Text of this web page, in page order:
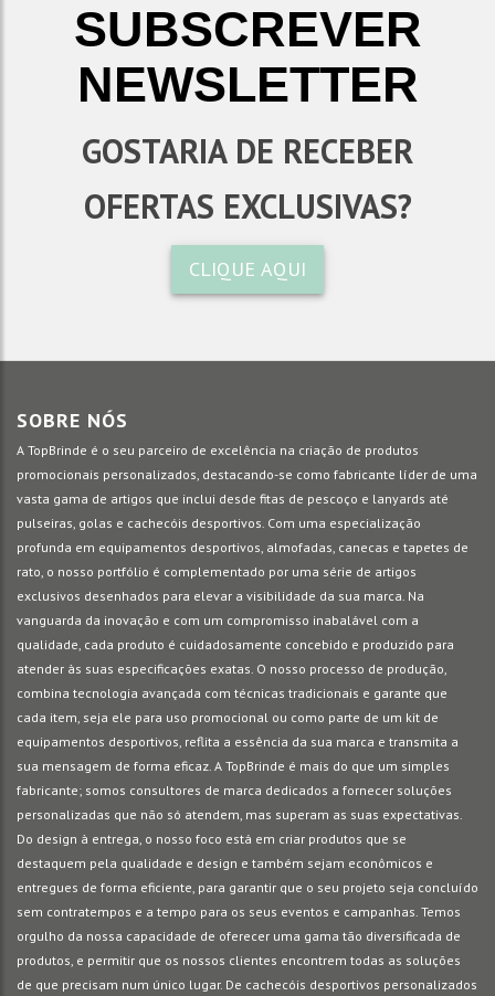
SUBSCREVER
NEWSLETTER
GOSTARIA DE RECEBER
OFERTAS EXCLUSIVAS?
CLIQUE AQUI
SOBRE NÓS
A TopBrinde é o seu parceiro de excelência na criação de produtos
promocionais personalizados, destacando-se como fabricante líder de uma
vasta gama de artigos que inclui desde fitas de pescoço e lanyards até
pulseiras, golas e cachecóis desportivos. Com uma especialização
profunda em equipamentos desportivos, almofadas, canecas e tapetes de
rato, o nosso portfólio é complementado por uma série de artigos
exclusivos desenhados para elevar a visibilidade da sua marca. Na
vanguarda da inovação e com um compromisso inabalável com a
qualidade, cada produto é cuidadosamente concebido e produzido para
atender às suas especificações exatas. O nosso processo de produção,
combina tecnologia avançada com técnicas tradicionais e garante que
cada item, seja ele para uso promocional ou como parte de um kit de
equipamentos desportivos, reflita a essência da sua marca e transmita a
sua mensagem de forma eficaz. A TopBrinde é mais do que um simples
fabricante; somos consultores de marca dedicados a fornecer soluções
personalizadas que não só atendem, mas superam as suas expectativas.
Do design à entrega, o nosso foco está em criar produtos que se
destaquem pela qualidade e design e também sejam econômicos e
entregues de forma eficiente, para garantir que o seu projeto seja concluído
sem contratempos e a tempo para os seus eventos e campanhas. Temos
orgulho da nossa capacidade de oferecer uma gama tão diversificada de
produtos, e permitir que os nossos clientes encontrem todas as soluções
de que precisam num único lugar. De cachecóis desportivos personalizados